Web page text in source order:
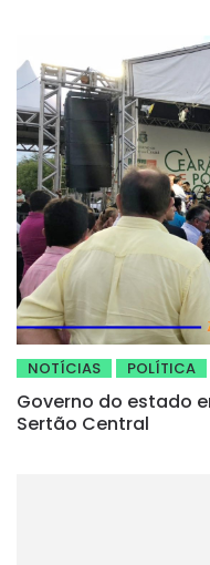
NOTÍCIAS POLÍTICA
Governo do estado
Sertão Central